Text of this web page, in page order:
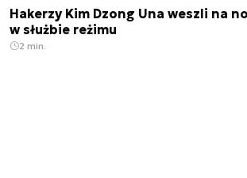
Hakerzy Kim Dzong Una weszli na
w służbie reżimu
2 min.